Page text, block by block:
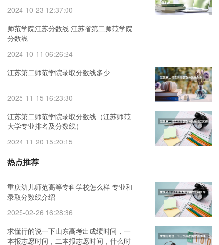
2024-10-23 12:37:00
师范学院江苏分数线 江苏省第二师范学院
分数线
2024-10-11 06:26:24
江苏第二师范学院录取分数线多少
2025-11-15 16:23:30
江苏第二师范学院录取分数线（江苏师范
大学专业排名及分数线）
2024-11-20 15:20:15
热点推荐
重庆幼儿师范高等专科学校怎么样 专业和
录取分数线介绍
2025-02-26 16:28:36
求懂行的说一下山东高考出成绩时间，一
本报志愿时间，二本报志愿时间，什么时